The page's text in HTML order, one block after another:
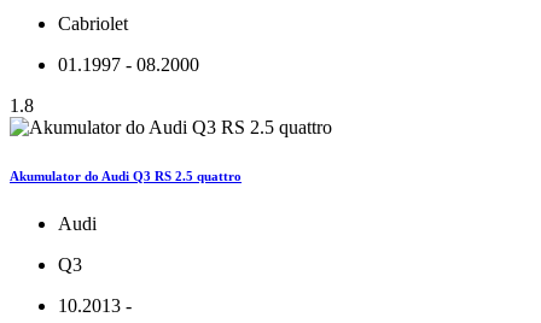
Cabriolet
01.1997 - 08.2000
1.8
Akumulator do Audi Q3 RS 2.5 quattro
Audi
Q3
10.2013 -